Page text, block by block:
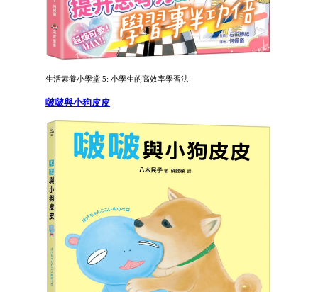
生活素養小學堂 5: 小學生的高效率學習法
啵啵與小狗皮皮